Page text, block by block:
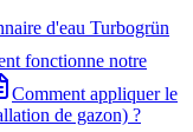
d'eau Turbogrün
fonctionne notre
Comment appliquer le
de gazon) ?